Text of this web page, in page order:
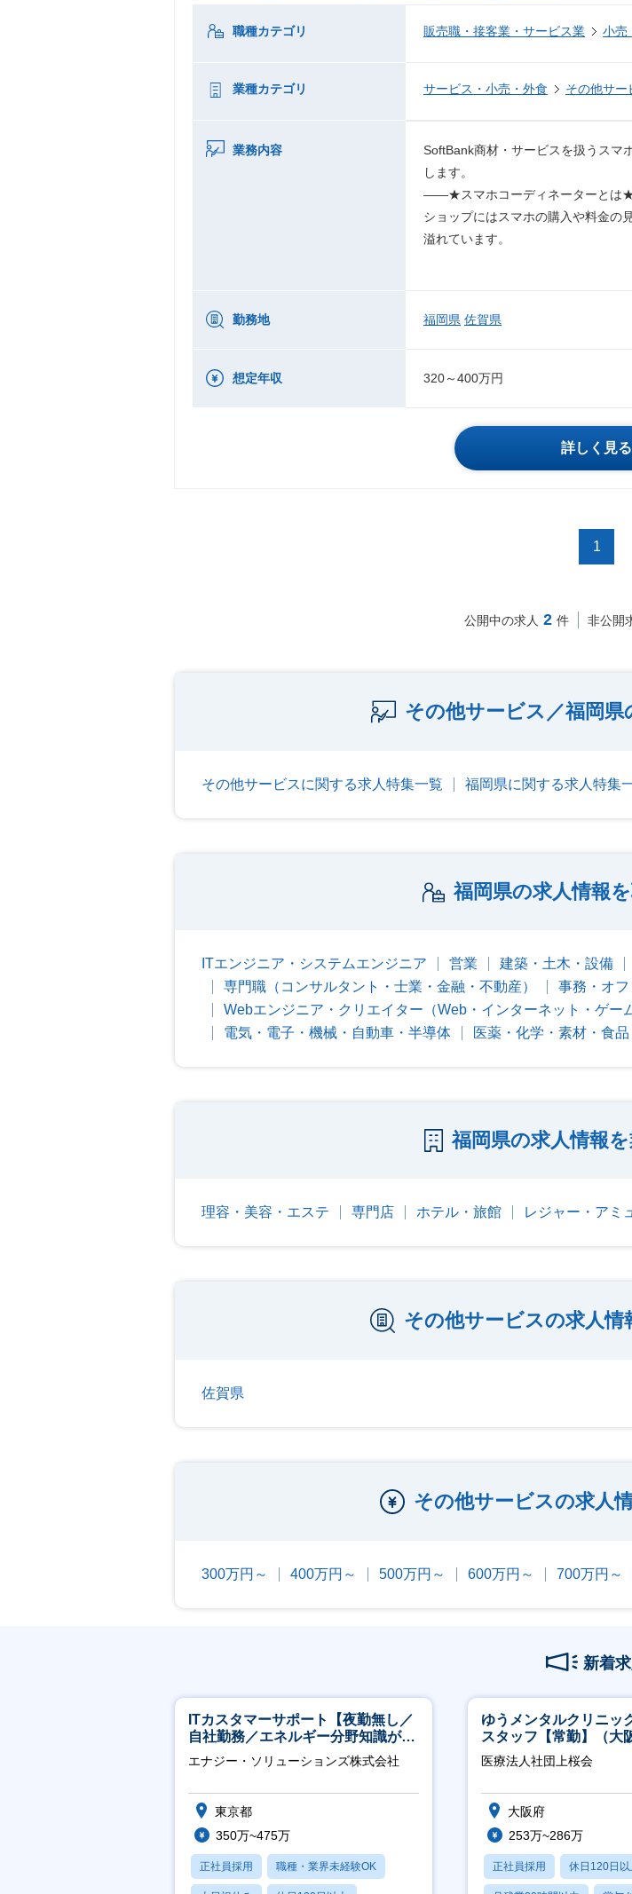
職種カテゴリ 販売職・接客業・サービス業 小売
業種カテゴリ サービス・小売・外食 その他サー
業務内容
SoftBank商材・サービスを扱うスマ
します。
――★スマホコーディネーターと
ショップにはスマホの購入や料金の
溢れています。
勤務地 福岡県 佐賀県
想定年収 320～400万円
詳しく見る
1
公開中の求人 2 件 非公開
その他サービス／福岡県
その他サービスに関する求人特集一覧 福岡県に関する求人特集
福岡県の求人情報
ITエンジニア・システムエンジニア 営業 建築・土木・設備
専門職（コンサルタント・士業・金融・不動産）
事務・オ
Webエンジニア・クリエイター（Web・インターネット・ゲー
電気・電子・機械・自動車・半導体
医薬・化学・素材・食品
福岡県の求人情報
理容・美容・エステ 専門店 ホテル・旅館 レジャー・アミ
その他サービスの求人情
佐賀県
その他サービスの求人
300万円～ 400万円～ 500万円～ 600万円～ 700万円～
新着
ITカスタマーサポート【夜勤無し／
自社勤務／エネルギー分野知識が身
につきます】
エナジー・ソリューションズ株式会社
東京都
350万~475万
正社員採用 職種・業界未経験OK
ゆうメンタルクリニッ
スタッフ【常勤】（大
医療法人社団上桜会
大阪府
253万~286万
正社員採用 休日120日以